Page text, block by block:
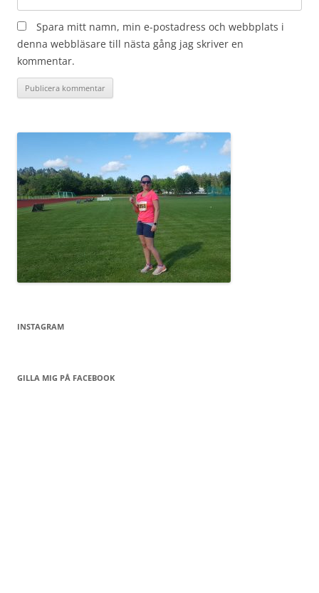
Spara mitt namn, min e-postadress och webbplats i
denna webbläsare till nästa gång jag skriver en
kommentar.
INSTAGRAM
GILLA MIG PÅ FACEBOOK